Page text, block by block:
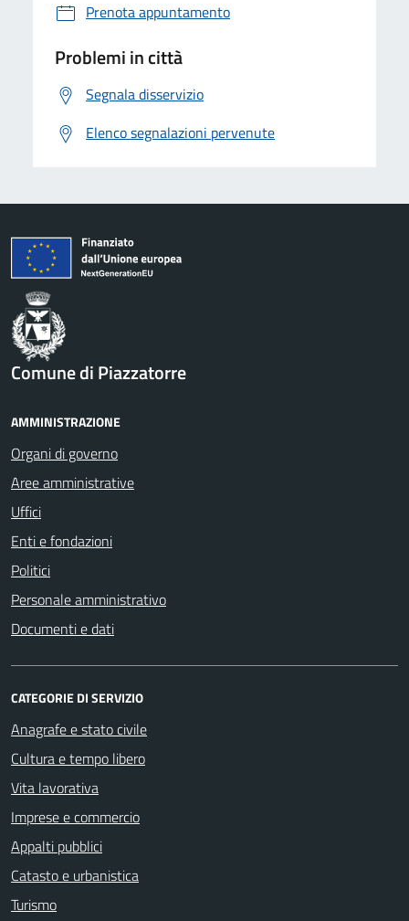
Prenota appuntamento
Problemi in città
Segnala disservizio
Elenco segnalazioni pervenute
Comune di Piazzatorre
AMMINISTRAZIONE
Organi di governo
Aree amministrative
Uffici
Enti e fondazioni
Politici
Personale amministrativo
Documenti e dati
CATEGORIE DI SERVIZIO
Anagrafe e stato civile
Cultura e tempo libero
Vita lavorativa
Imprese e commercio
Appalti pubblici
Catasto e urbanistica
Turismo